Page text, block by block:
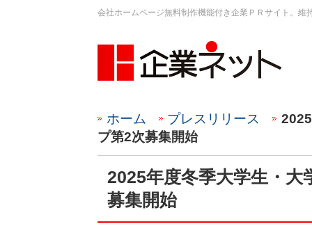
会社ホームページ無料制作機能付き企業ＰＲサイト。
ホーム プレスリリース
プ第2次募集開始
2025年度冬季大学生・
募集開始